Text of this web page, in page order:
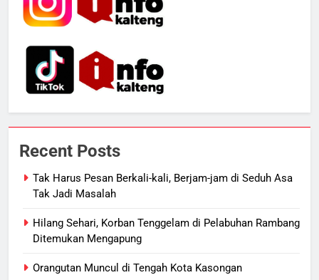
Recent Posts
Tak Harus Pesan Berkali-kali, Berjam-jam di Seduh Asa
Tak Jadi Masalah
Hilang Sehari, Korban Tenggelam di Pelabuhan Rambang
Ditemukan Mengapung
Orangutan Muncul di Tengah Kota Kasongan
6
Warga Geger, Seorang IRT Nekat
Hidup
REGION
Insiden Konsumen di SPBU
Pertamina Pastikan Pelayanan
Tetap Jalan
Sistem Listrik Kalselteng Masih
Siaga, PLN Batasi Pasokan Selama